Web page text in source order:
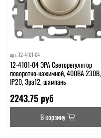
арт.12-4101-04
12-4101-04 ЭРА Светорегулятор
поворотно-нажимной, 400ВА 230В,
IP20, Эра12, шампань
2243.75 руб
В корзину